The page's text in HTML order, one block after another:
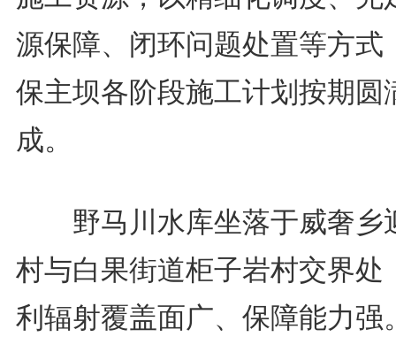
源保障、闭环问题处置等方式
保主坝各阶段施工计划按期圆
成。
野马川水库坐落于威奢乡
村与白果街道柜子岩村交界处
利辐射覆盖面广、保障能力强